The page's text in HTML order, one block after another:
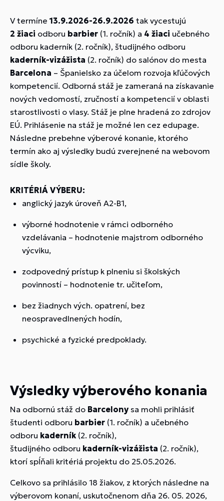
V termíne 13.9.2026-26.9.2026 tak vycestujú
2 žiaci odboru barbier (1. ročník) a 4 žiaci učebného
odboru kaderník (2. ročník), študijného odboru
kaderník-vizážista (2. ročník) do salónov do mesta
Barcelona – Španielsko za účelom rozvoja kľúčových
kompetencií. Odborná stáž je zameraná na získavanie
nových vedomostí, zručností a kompetencií v oblasti
starostlivosti o vlasy. Stáž je plne hradená zo zdrojov
EÚ. Prihlásenie na stáž je možné len cez edupage.
Následne prebehne výberové konanie, ktorého
termín ako aj výsledky budú zverejnené na webovom
sídle školy.
KRITÉRIÁ VÝBERU:
anglický jazyk úroveň A2-B1,
výborné hodnotenie v rámci odborného
vzdelávania – hodnotenie majstrom odborného
výcviku,
zodpovedný prístup k plneniu si školských
povinností – hodnotenie tr. učiteľom,
bez žiadnych vých. opatrení, bez
neospravedlnených hodín,
psychické a fyzické predpoklady.
Výsledky výberového konania
Na odbornú stáž do Barcelonysa mohli prihlásiť
študenti odboru barbier (1. ročník) a učebného
odboru kaderník (2. ročník),
študijného odboru kaderník-vizážista (2. ročník),
ktorí spĺňali kritériá projektu do 25.05.2026.
Celkovo sa prihlásilo 18 žiakov, z ktorých následne na
výberovom konaní, uskutočnenom dňa 26. 05. 2026,